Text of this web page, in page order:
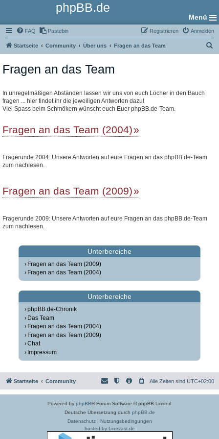
phpBB.de
Menü
FAQ Pastebin Anmelden
Registrieren
Startseite Community Über uns Fragen an das Team
Fragen an das Team
In unregelmäßigen Abständen lassen wir uns von euch Löcher in den Bauch
fragen ... hier findet ihr die jeweiligen Antworten dazu!
Viel Spass beim Schmökern wünscht euch Euer phpBB.de-Team.
Fragen an das Team (2004)
Fragerunde 2004: Unsere Antworten auf eure Fragen an das phpBB.de-Team
zum nachlesen.
Fragen an das Team (2009)
Fragerunde 2009: Unsere Antworten auf eure Fragen an das phpBB.de-Team
zum nachlesen.
Unterbereiche
Fragen an das Team (2009)
Fragen an das Team (2004)
Unterbereiche
phpBB.de-Chronik
Das Team
Fragen an das Team (2004)
Fragen an das Team (2009)
Chat
Impressum
Startseite Community Alle Zeiten sind UTC+02:00
Powered by phpBB® Forum Software © phpBB Limited
Deutsche Übersetzung durch phpBB.de
Datenschutz| Nutzungsbedingungen
hosted by Linevast.de